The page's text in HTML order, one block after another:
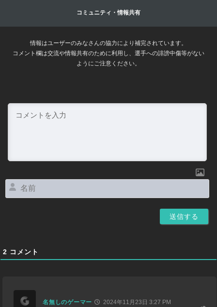
コミュニティ・情報共有
情報はユーザーのみなさんの協力により補完されています。
コメント欄は交流や情報共有のために利用し、選手への誹謗中傷等がない
ようにご注意ください。
2 コメント
名無しのゲーマー 2024年11月23日 3:27 PM